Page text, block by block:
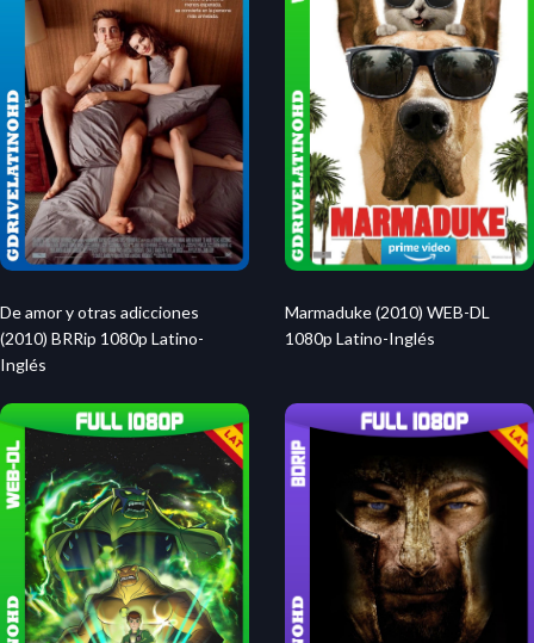
De amor y otras adicciones
(2010) BRRip 1080p Latino-
Inglés
Marmaduke (2010) WEB-DL
1080p Latino-Inglés